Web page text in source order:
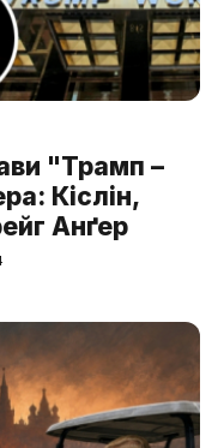
"Трамп –
Кіслін,
Анґер